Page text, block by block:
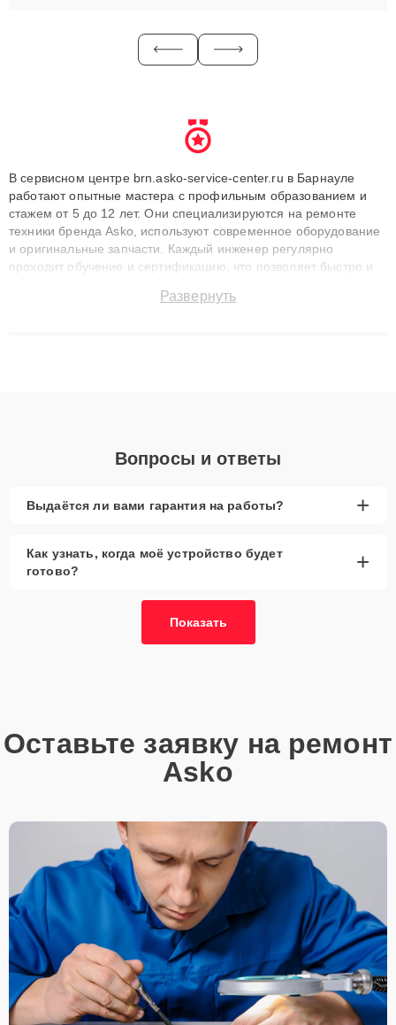
В сервисном центре brn.asko-service-center.ru в Барнауле
работают опытные мастера с профильным образованием и
стажем от 5 до 12 лет. Они специализируются на ремонте
техники бренда Asko, используют современное оборудование
и оригинальные запчасти. Каждый инженер регулярно
проходит обучение и сертификацию, что позволяет быстро и
сохранением гарантии до 3 лет. Наши мастера решают
Развернуть
Вопросы и ответы
Выдаётся ли вами гарантия на работы? +
Как узнать, когда моё устройство будет
готово?
+
Показать
Оставьте заявку на ремонт
Asko